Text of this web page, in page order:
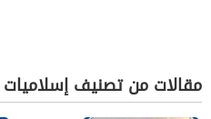
مقالات من تصنيف إسلاميات